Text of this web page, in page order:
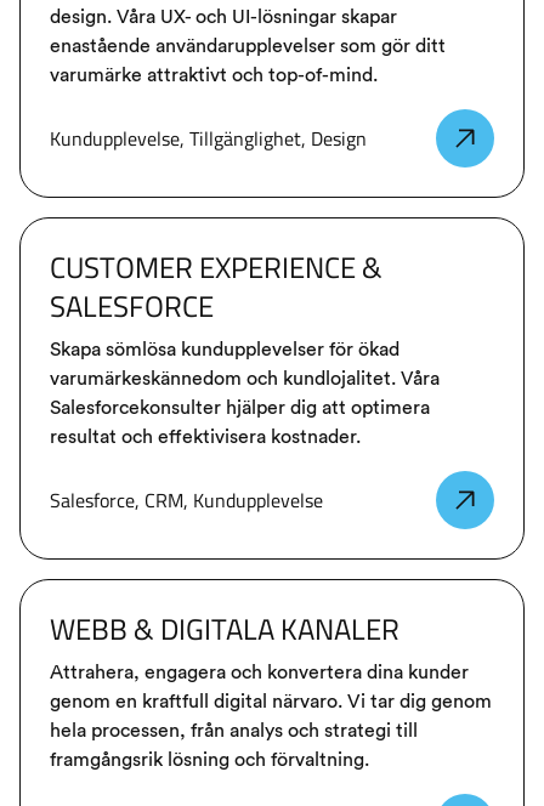
design. Våra UX- och UI-lösningar skapar
enastående användarupplevelser som gör ditt
varumärke attraktivt och top-of-mind.
Kundupplevelse, Tillgänglighet, Design
CUSTOMER EXPERIENCE &
SALESFORCE
Skapa sömlösa kundupplevelser för ökad
varumärkeskännedom och kundlojalitet. Våra
Salesforcekonsulter hjälper dig att optimera
resultat och effektivisera kostnader.
Salesforce, CRM, Kundupplevelse
WEBB & DIGITALA KANALER
Attrahera, engagera och konvertera dina kunder
genom en kraftfull digital närvaro. Vi tar dig genom
hela processen, från analys och strategi till
framgångsrik lösning och förvaltning.